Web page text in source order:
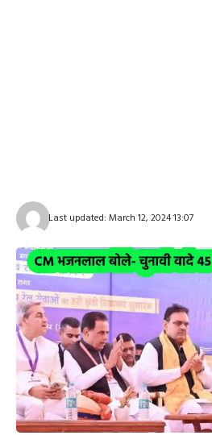
Last updated: March 12, 2024 13:07